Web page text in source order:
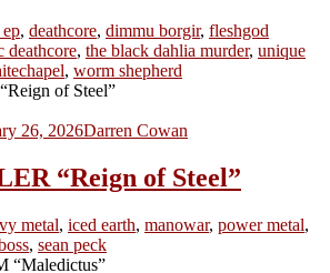
, deathcore, dimmu borgir, fleshgod
deathcore, the black dahlia murder, unique
, worm shepherd
26, 2026Darren Cowan
“Reign of Steel”
metal, iced earth, manowar, power metal,
, sean peck